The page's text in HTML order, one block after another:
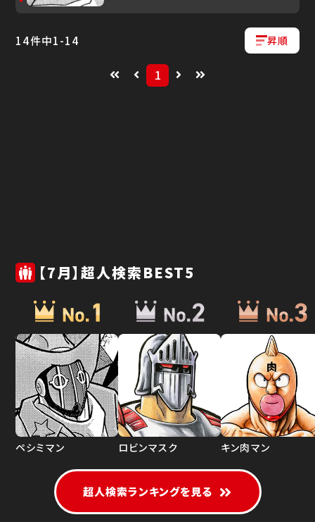
14件中1-14
1
昇順
【7月】超人検索BEST5
ペシミマン ロビンマスク キン肉マン
超人検索ランキングを見る